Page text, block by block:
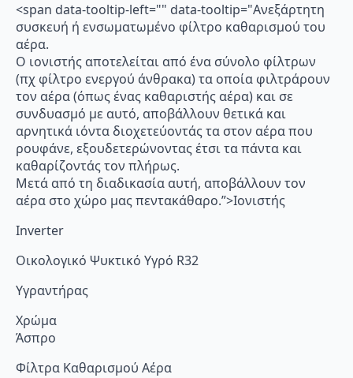
<span data-tooltip-left="" data-tooltip="Ανεξάρτητη
συσκευή ή ενσωματωμένο φίλτρο καθαρισμού του
αέρα.
Ο ιονιστής αποτελείται από ένα σύνολο φίλτρων
(πχ φίλτρο ενεργού άνθρακα) τα οποία φιλτράρουν
τον αέρα (όπως ένας καθαριστής αέρα) και σε
συνδυασμό με αυτό, αποβάλλουν θετικά και
αρνητικά ιόντα διοχετεύοντάς τα στον αέρα που
ρουφάνε, εξουδετερώνοντας έτσι τα πάντα και
καθαρίζοντάς τον πλήρως.
Μετά από τη διαδικασία αυτή, αποβάλλουν τον
αέρα στο χώρο μας πεντακάθαρο.”>Ιονιστής
Inverter
Οικολογικό Ψυκτικό Υγρό R32
Υγραντήρας
Χρώμα
Άσπρο
Φίλτρα Καθαρισμού Αέρα